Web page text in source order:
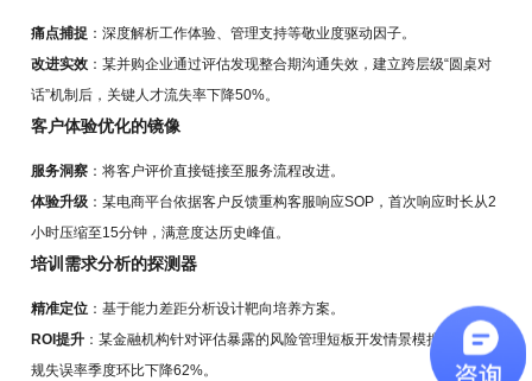
痛点捕捉 ：深度解析工作体验、管理支持等敬业度驱动因子。
改进实效 ：某并购企业通过评估发现整合期沟通失效，建立跨层级“圆桌对
话”机制后，关键人才流失率下降50%。
客户体验优化的镜像
服务洞察 ：将客户评价直接链接至服务流程改进。
体验升级 ：某电商平台依据客户反馈重构客服响应SOP，首次响应时长从2
小时压缩至15分钟，满意度达历史峰值。
培训需求分析的探测器
精准定位 ：基于能力差距分析设计靶向培养方案。
ROI提升 ：某金融机构针对评估暴露的风险管理短板开发情景模拟课程，合
规失误率季度环比下降62%。